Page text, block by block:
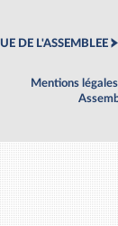
DE L'ASSEMBLEE
Mentions légales